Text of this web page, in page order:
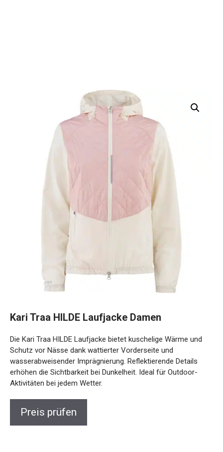
Schutz vor Nässe dank wattierter Vorderseite und
wasserabweisender Imprägnierung. Reflektierende Details
erhöhen die Sichtbarkeit bei Dunkelheit. Ideal für Outdoor-
Aktivitäten bei jedem Wetter.